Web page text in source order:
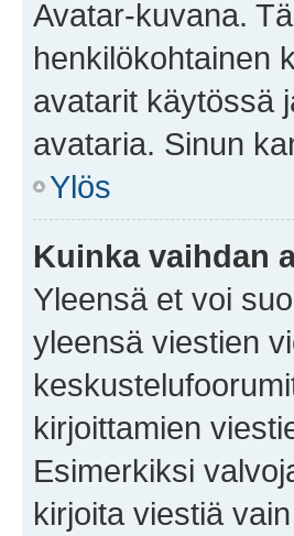
Avatar-kuvana.
henkilökohtainen
avatarit käytössä
avataria. Sinun
Ylös
Kuinka vaihdan
Yleensä et voi
yleensä viestien
kirjoittamien
Esimerkiksi
kirjoita viestiä